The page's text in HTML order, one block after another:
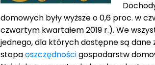
domowych były wyższe o 0,6 proc. w
czwartym kwartałem 2019 r.). We
jednego, dla których dostępne są dane
stopaoszczędnościgospodarstw